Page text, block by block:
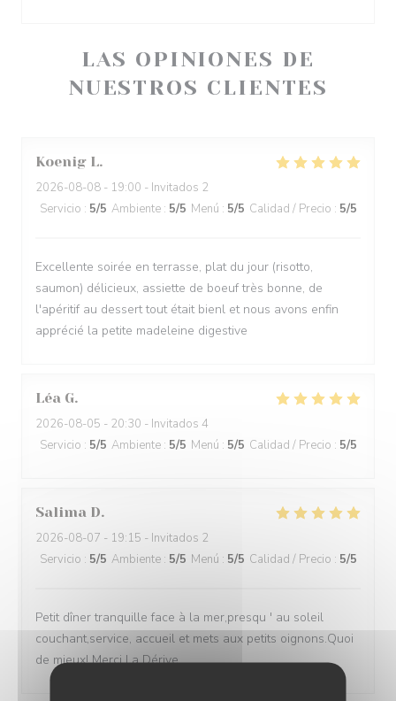
LAS OPINIONES DE
NUESTROS CLIENTES
Koenig L
2026-08-08 - 19:00 - Invitados 2
Servicio : 5/5 Ambiente : 5/5 Menú : 5/5 Calidad / Precio : 5/5
Excellente soirée en terrasse, plat du jour (risotto,
saumon) délicieux, assiette de boeuf très bonne, de
l'apéritif au dessert tout était bienl et nous avons enfin
apprécié la petite madeleine digestive
Léa G
2026-08-05 - 20:30 - Invitados 4
Servicio : 5/5 Ambiente : 5/5 Menú : 5/5 Calidad / Precio : 5/5
Salima D
2026-08-07 - 19:15 - Invitados 2
Servicio : 5/5 Ambiente : 5/5 Menú : 5/5 Calidad / Precio : 5/5
Petit dîner tranquille face à la mer,presqu ' au soleil
couchant,service, accueil et mets aux petits oignons.Quoi
de mieux! Merci La Dérive.